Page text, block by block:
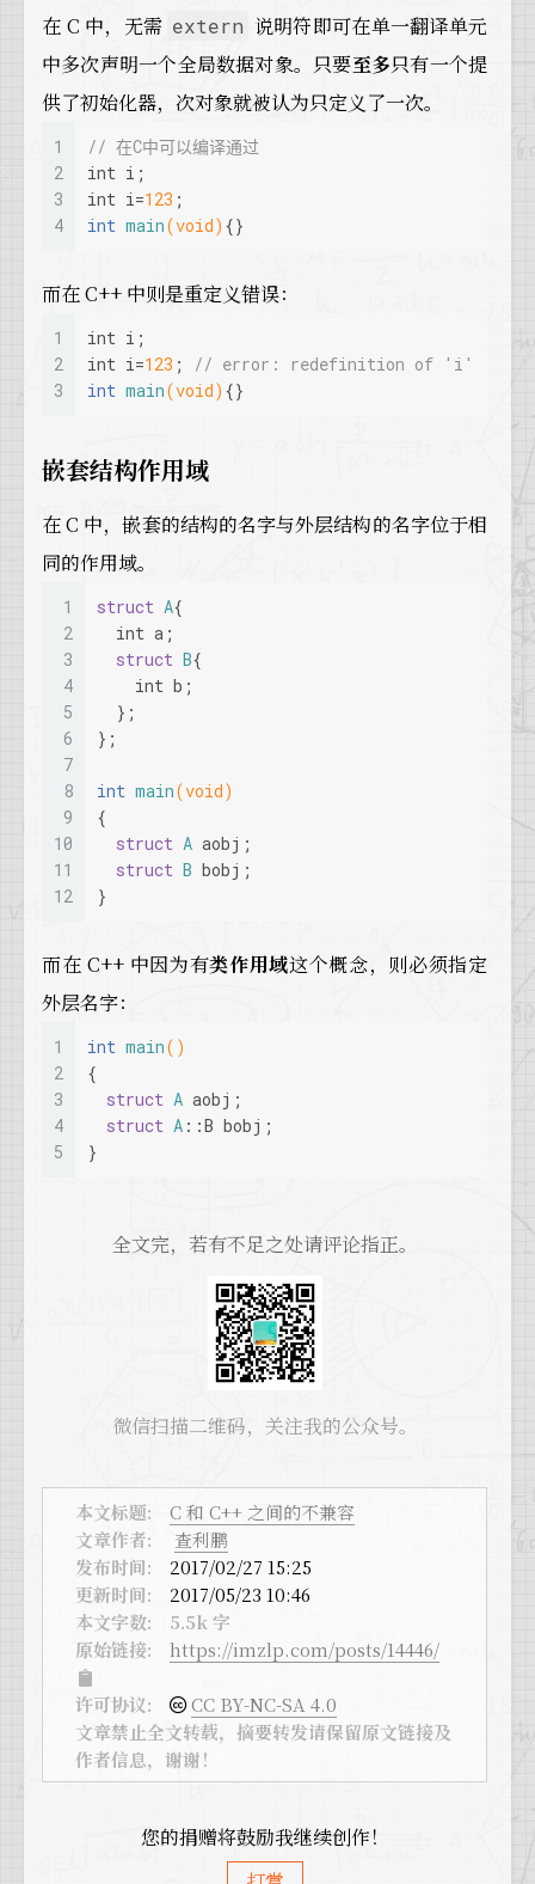
在 C 中，无需 extern 说明符即可在单一翻译单元
中多次声明一个全局数据对象。只要至多只有一个提
供了初始化器，次对象就被认为只定义了一次。
1
2
3
4
// 在C中可以编译通过
int i;
int i=123 ;
int main(void) {}
而在 C++ 中则是重定义错误：
1
2
3
int i;
int i=123 ;
// error: redefinition of 'i'
int main(void) {}
嵌套结构作用域
在 C 中，嵌套的结构的名字与外层结构的名字位于相
同的作用域。
1
2
3
4
5
6
7
8
9
10
11
12
struct A{
int a;
struct B{
int b;
  };
};
int main(void)
{
struct A aobj;
struct B bobj;
}
而在 C++ 中因为有类作用域这个概念，则必须指定
外层名字：
1
2
3
4
5
int main()
{
struct A aobj;
struct A ::B bobj;
}
全文完，若有不足之处请评论指正。
微信扫描二维码，关注我的公众号。
本文标题:
C 和 C++ 之间的不兼容
文章作者:
查利鹏
发布时间:
2017/02/27 15:25
更新时间:
2017/05/23 10:46
本文字数:
5.5k 字
原始链接:
https://imzlp.com/posts/14446/
许可协议:
CC BY-NC-SA 4.0
文章禁止全文转载，摘要转发请保留原文链接及
作者信息，谢谢！
您的捐赠将鼓励我继续创作！